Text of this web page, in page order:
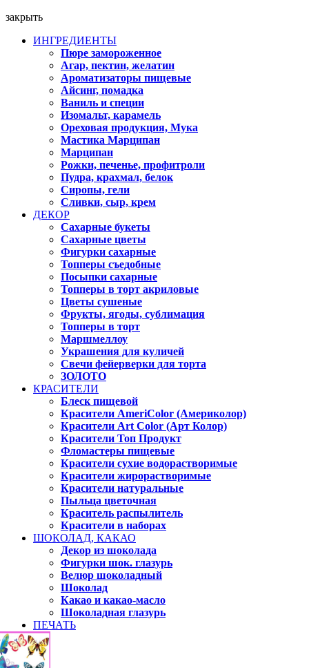
закрыть
ИНГРЕДИЕНТЫ
Пюре замороженное
Агар, пектин, желатин
Ароматизаторы пищевые
Айсинг, помадка
Ваниль и специи
Изомальт, карамель
Ореховая продукция, Мука
Мастика Марципан
Марципан
Рожки, печенье, профитроли
Пудра, крахмал, белок
Сиропы, гели
Сливки, сыр, крем
ДЕКОР
Сахарные букеты
Сахарные цветы
Фигурки сахарные
Топперы съедобные
Посыпки сахарные
Топперы в торт акриловые
Цветы сушеные
Фрукты, ягоды, сублимация
Топперы в торт
Маршмеллоу
Украшения для куличей
Свечи фейерверки для торта
ЗОЛОТО
КРАСИТЕЛИ
Блеск пищевой
Красители AmeriColor (Америколор)
Красители Art Color (Арт Колор)
Красители Топ Продукт
Фломастеры пищевые
Красители сухие водорастворимые
Красители жирорастворимые
Красители натуральные
Пыльца цветочная
Краситель распылитель
Красители в наборах
ШОКОЛАД, КАКАО
Декор из шоколада
Фигурки шок. глазурь
Велюр шоколадный
Шоколад
Какао и какао-масло
Шоколадная глазурь
ПЕЧАТЬ